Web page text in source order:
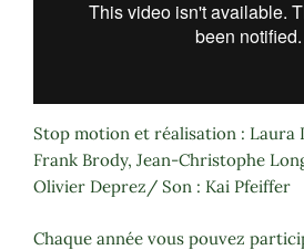
Stop motion et réalisation : Laura
Frank Brody, Jean-Christophe
Olivier Deprez/ Son : Kai Pfeiffer
Chaque année vous pouvez